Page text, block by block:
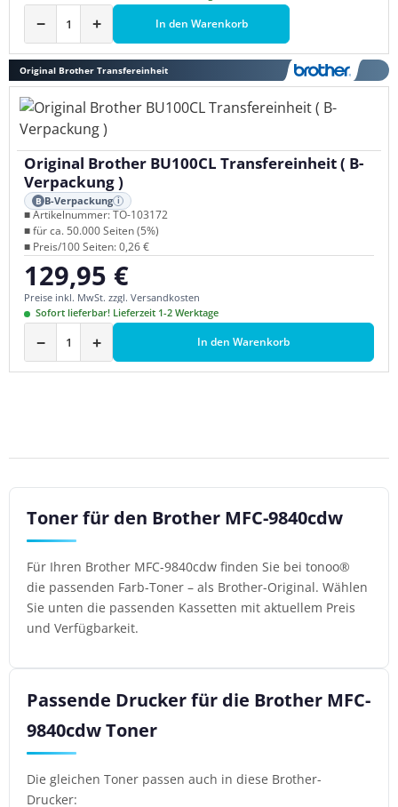
− + In den Warenkorb
Original Brother Transfereinheit
Original Brother BU100CL Transfereinheit ( B-
Verpackung )
B B-Verpackung i
■ Artikelnummer: TO-103172
■ für ca. 50.000 Seiten (5%)
■ Preis/100 Seiten: 0,26 €
Regulärer Preis:
129,95 €
Preise inkl. MwSt. zzgl. Versandkosten
Sofort lieferbar! Lieferzeit 1-2 Werktage
− + In den Warenkorb
Toner für den Brother MFC-9840cdw
Für Ihren Brother MFC-9840cdw finden Sie bei tonoo®
die passenden Farb-Toner – als Brother-Original. Wählen
Sie unten die passenden Kassetten mit aktuellem Preis
und Verfügbarkeit.
Passende Drucker für die Brother MFC-
9840cdw Toner
Die gleichen Toner passen auch in diese Brother-
Drucker: